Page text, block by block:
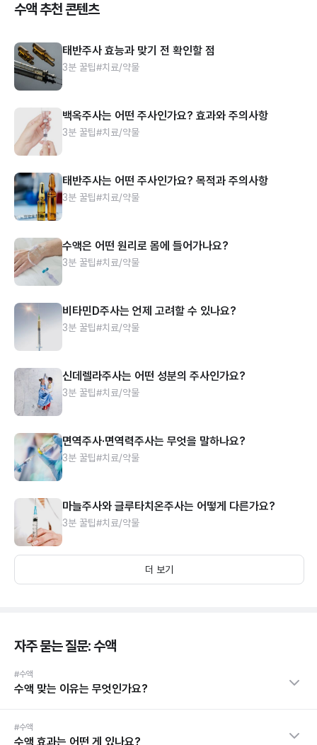
수액 추천 콘텐츠
태반주사 효능과 맞기 전 확인할 점
3분 꿀팁#치료/약물
백옥주사는 어떤 주사인가요? 효과와 주의사항
3분 꿀팁#치료/약물
태반주사는 어떤 주사인가요? 목적과 주의사항
3분 꿀팁#치료/약물
수액은 어떤 원리로 몸에 들어가나요?
3분 꿀팁#치료/약물
비타민D주사는 언제 고려할 수 있나요?
3분 꿀팁#치료/약물
신데렐라주사는 어떤 성분의 주사인가요?
3분 꿀팁#치료/약물
면역주사·면역력주사는 무엇을 말하나요?
3분 꿀팁#치료/약물
마늘주사와 글루타치온주사는 어떻게 다른가요?
3분 꿀팁#치료/약물
더 보기
자주 묻는 질문: 수액
#수액
수액 맞는 이유는 무엇인가요?
#수액
수액 효과는 어떤 게 있나요?